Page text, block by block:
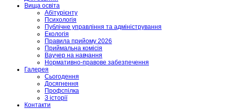
Вища освіта
Абітурієнту
Психологія
Публічне управління та адміністрування
Екологія
Правила прийому 2026
Приймальна комісія
Ваучер на навчання
Нормативно-правове забезпечення
Галерея
Сьогодення
Досягнення
Профспілка
З історії
Контакти